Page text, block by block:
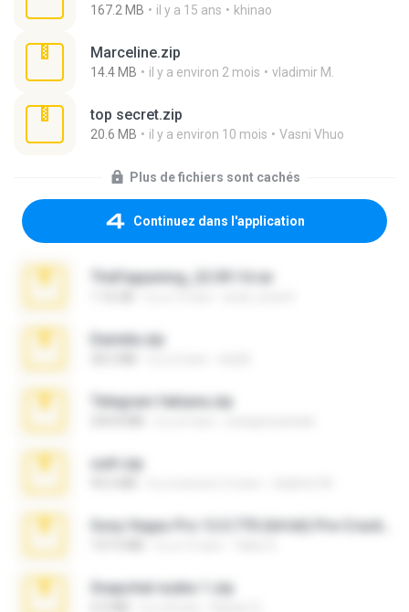
167.2 MB il y a 15 ans khinao
Marceline.zip
14.4 MB il y a environ 2 mois vladimir M.
top secret.zip
20.6 MB il y a environ 10 mois Vasni Vhuo
Plus de fichiers sont cachés
Continuez dans l'application
TheFappening_22.09.14.rar
Daniela.zip
Telegram fabiana.zip
ouh!.zip
Snapchat nudes 1.zip